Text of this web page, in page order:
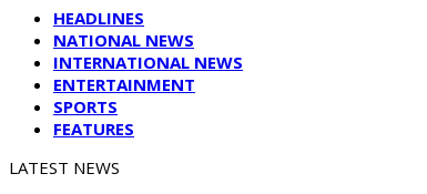
HEADLINES
NATIONAL NEWS
INTERNATIONAL NEWS
ENTERTAINMENT
SPORTS
FEATURES
LATEST NEWS